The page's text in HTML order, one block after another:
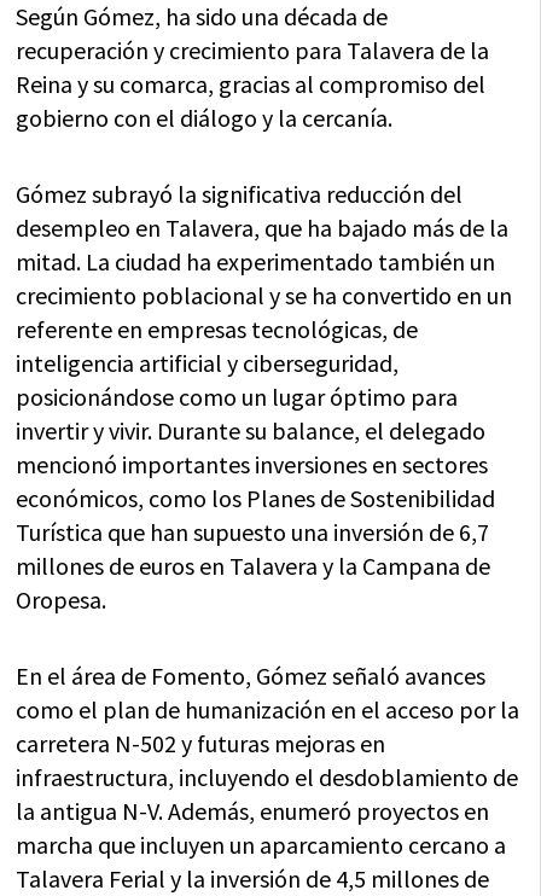
Según Gómez, ha sido una década de
recuperación y crecimiento para Talavera de la
Reina y su comarca, gracias al compromiso del
gobierno con el diálogo y la cercanía.
Gómez subrayó la significativa reducción del
desempleo en Talavera, que ha bajado más de la
mitad. La ciudad ha experimentado también un
crecimiento poblacional y se ha convertido en un
referente en empresas tecnológicas, de
inteligencia artificial y ciberseguridad,
posicionándose como un lugar óptimo para
invertir y vivir. Durante su balance, el delegado
mencionó importantes inversiones en sectores
económicos, como los Planes de Sostenibilidad
Turística que han supuesto una inversión de 6,7
millones de euros en Talavera y la Campana de
Oropesa.
En el área de Fomento, Gómez señaló avances
como el plan de humanización en el acceso por la
carretera N-502 y futuras mejoras en
infraestructura, incluyendo el desdoblamiento de
la antigua N-V. Además, enumeró proyectos en
marcha que incluyen un aparcamiento cercano a
Talavera Ferial y la inversión de 4,5 millones de